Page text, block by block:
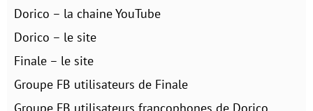
Dorico – la chaine YouTube
Dorico – le site
Finale – le site
Groupe FB utilisateurs de Finale